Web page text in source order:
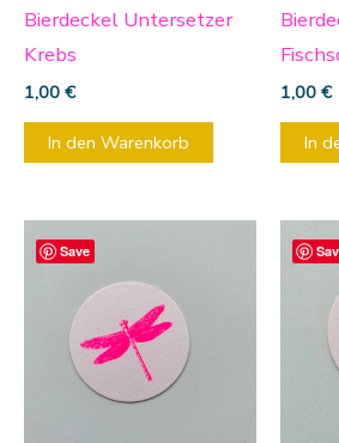
Bierdeckel Untersetzer
Krebs
1,00 €
In den Warenkorb
1,00 €
In
Save